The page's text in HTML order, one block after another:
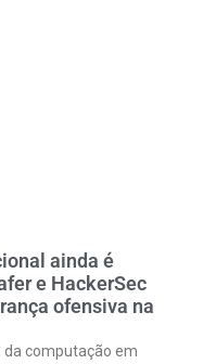
ainda é
e HackerSec
ofensiva na
da computação em